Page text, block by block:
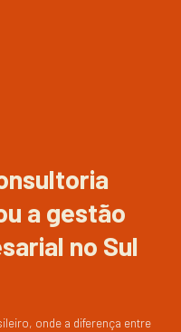
a gestão
no Sul
onde a diferença entre